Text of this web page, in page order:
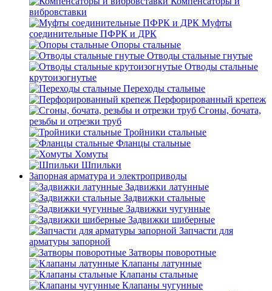
вибровставки
Муфты
соединительные ПФРК и ДРК
Опоры стальные
Отводы стальные гнутые
Отводы стальные
крутоизогнутые
Переходы стальные
Перфорированный крепеж
Сгоны, бочата,
резьбы и отрезки труб
Тройники стальные
Фланцы стальные
Хомуты
Шпильки
Запорная арматура и электроприводы
Задвижки латунные
Задвижки стальные
Задвижки чугунные
Задвижки шиберные
Запчасти для
арматуры запорной
Затворы поворотные
Клапаны латунные
Клапаны стальные
Клапаны чугунные